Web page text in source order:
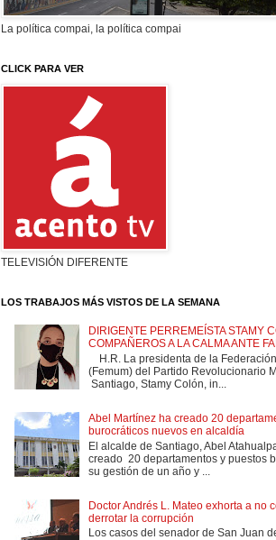
La política compai, la política compai
CLICK PARA VER
TELEVISIÓN DIFERENTE
LOS TRABAJOS MÁS VISTOS DE LA SEMANA
DIRIGENTE PERREMEÍSTA STAMY
COMPAÑEROS A LA CALMA ANTE
H.R. La presidenta de la
(Femum) del Partido Revolucionario
Santiago, Stamy Colón, in...
Abel Martínez ha creado 20
burocráticos nuevos en alcaldía
El alcalde de Santiago, Abel
creado 20 departamentos y puestos
su gestión de un año y ...
Doctor Andrés L. Mateo exhorta a no
derrotar la corrupción
Los casos del senador de San Juan